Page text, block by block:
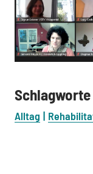
Alltag